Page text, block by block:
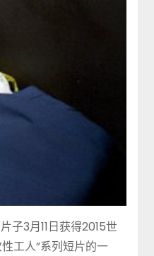
子3月11日获得2015世
工人”系列短片的一